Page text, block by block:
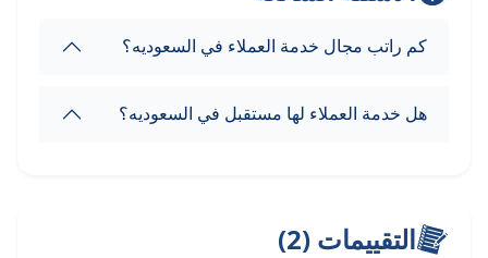
كم راتب مجال خدمة العملاء في السعوديه؟
هل خدمة العملاء لها مستقبل في السعوديه؟
التقييمات (2)